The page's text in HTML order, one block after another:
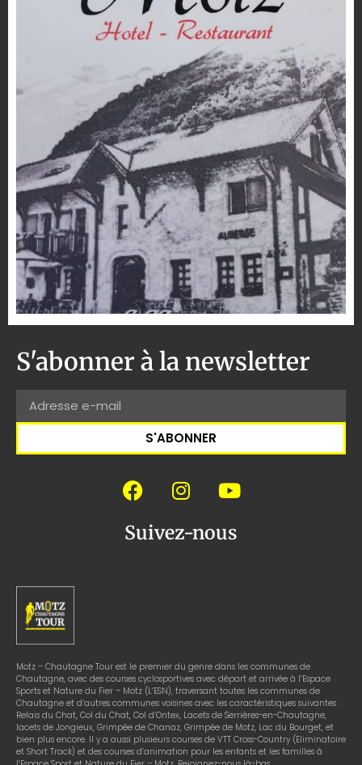
S'abonner à la newsletter
S'ABONNER
Suivez-nous
Motz – Chautagne Tour est le premier du genre dans les communes de
Chautagne, avec des courses cyclosportives avec départ et arrivée à l’Espace
Sports et Nature du Fier – Motz (L’ESN), traversant toutes les communes de
Chautagne et d’autres communes voisines avec les caractéristiques suivantes :
Relais du Chat, Col du Chat, Col d’Ontex, Lacets de Serrières-en-Chautagne,
lacets de Jongieux, Grimpée de Chanaz, Grimpée de Motz, Lac du Bourget, et
bien plus encore. Il y a aussi plusieurs courses de VTT Cross-Country (Eliminatoire
et Short Track) et des courses d’animation pour les enfants et les familles à